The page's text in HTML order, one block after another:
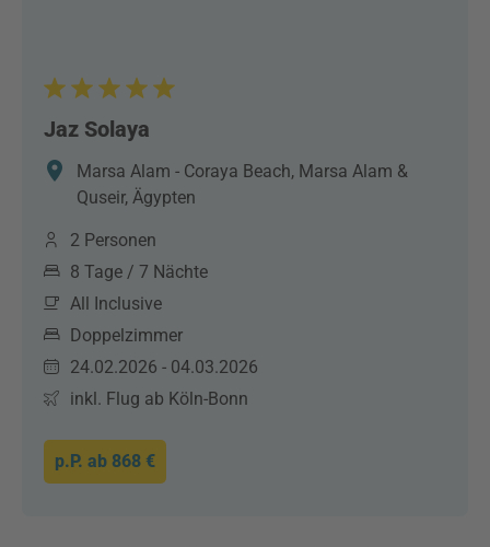
Jaz Solaya
Marsa Alam - Coraya Beach, Marsa Alam &
Quseir, Ägypten
2 Personen
8 Tage / 7 Nächte
All Inclusive
Doppelzimmer
24.02.2026 - 04.03.2026
inkl. Flug ab Köln-Bonn
p.P. ab 868 €